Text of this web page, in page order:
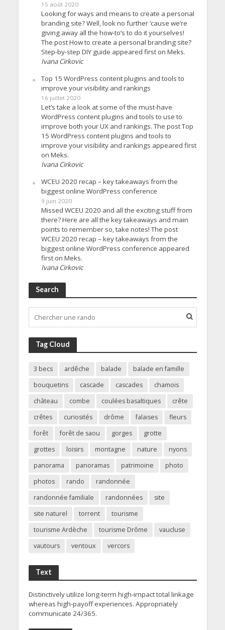
15 août 2020
Looking for ways and means to create a personal
branding site? Well, look no further ’cause we’re
giving away all the how-to’s to do it yourselves!
The post How to create a personal branding site?
Step-by-step DIY guide appeared first on Meks.
Ivana Cirkovic
Top 15 WordPress content plugins and tools to
improve your visibility and rankings
16 juillet 2020
Let’s take a look at some of the must-have
WordPress content plugins and tools to use to
improve both your UX and rankings. The post Top
15 WordPress content plugins and tools to
improve your visibility and rankings appeared first
on Meks.
Ivana Cirkovic
WCEU 2020 recap – key takeaways from the
biggest online WordPress conference
9 juin 2020
Missed WCEU 2020 and all the exciting stuff from
there? Here are all the key takeaways and main
points to remember so, take notes! The post
WCEU 2020 recap – key takeaways from the
biggest online WordPress conference appeared
first on Meks.
Ivana Cirkovic
Search
Tag Cloud
3 becs ardêche balade
balade en famille
bouquetins
cascade cascades
chamois
château
combe coulées basaltiques
crête
crêtes
curiosités drôme falaises
fleurs
forêt
forêt de saou gorges
grotte
grottes
loisirs montagne nature
nyons
panorama
panoramas patrimoine
photo
photos
rando
randonnée
randonnée familiale
randonnées
site
site naturel
torrent
tourisme
tourisme Ardèche
tourisme Drôme
vaucluse
vautours
ventoux vercors
Text
Distinctively utilize long-term high-impact total linkage
whereas high-payoff experiences. Appropriately
communicate 24/365.